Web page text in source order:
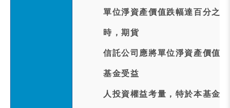
單位淨資產價值跌幅達百分之
時，期貨
信託公司應將單位淨資產價值
基金受益
人投資權益考量，特於本基金